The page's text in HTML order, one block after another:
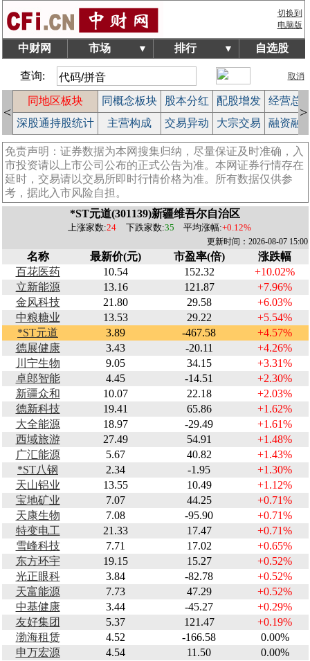
切换到
电脑版
中财网 市场 ▼ 排行 ▼ 自选股
查询: 取消
<
同地区板块 同概念板块 股本分红 配股增发
经营总
深股通持股统计 主营构成 交易异动 大宗交易 融资融
>
免责声明：证券数据为本网搜集归纳，尽量保证及时准确，入
市投资请以上市公司公布的正式公告为准。本网证券行情存在
延时，交易请以交易所即时行情价格为准。所有数据仅供参
考，据此入市风险自担。
*ST元道(301139)新疆维吾尔自治区
上涨家数:24 下跌家数:35 平均涨幅:+0.12%
更新时间：2026-08-07 15:00
名称 最新价(元) 市盈率(倍)
涨跌幅
百花医药
10.54 152.32
+10.02%
立新能源
13.16 121.87
+7.96%
金风科技
21.80 29.58
+6.03%
中粮糖业
13.53 29.22
+5.54%
*ST元道
3.89 -467.58
+4.57%
德展健康
3.43 -20.11
+4.26%
川宁生物
9.05 34.15
+3.31%
卓郎智能
4.45 -14.51
+2.30%
新疆众和
10.07 22.18
+2.03%
德新科技
19.41 65.86
+1.62%
大全能源
18.97 -29.49
+1.61%
西域旅游
27.49 54.91
+1.48%
广汇能源
5.67 40.82
+1.43%
*ST八钢
2.34 -1.95
+1.30%
天山铝业
13.55 10.49
+1.12%
宝地矿业
7.07 44.25
+0.71%
天康生物
7.08 -95.90
+0.71%
特变电工
21.33 17.47
+0.71%
雪峰科技
7.71 17.02
+0.65%
东方环宇
19.15 15.27
+0.52%
光正眼科
3.84 -82.78
+0.52%
天富能源
7.73 47.29
+0.52%
中基健康
3.44 -45.27
+0.29%
友好集团
5.37 121.47
+0.19%
渤海租赁
4.52 -166.58
0.00%
申万宏源
4.54 11.50
0.00%